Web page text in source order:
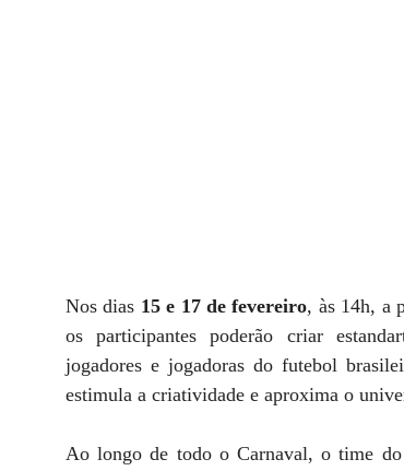
Nos dias 15 e 17 de fevereiro, às 14h,
os participantes poderão criar
jogadores e jogadoras do futebol
estimula a criatividade e aproxima o
Ao longo de todo o Carnaval, o time